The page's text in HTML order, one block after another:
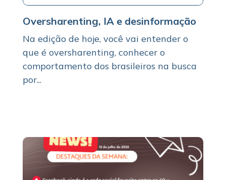
Oversharenting, IA e desinformação
Na edição de hoje, você vai entender o
que é oversharenting, conhecer o
comportamento dos brasileiros na busca
por...